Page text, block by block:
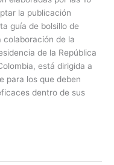
la publicación
guía de bolsillo de
de la
de la República
está dirigida a
para los que deben
dentro de sus